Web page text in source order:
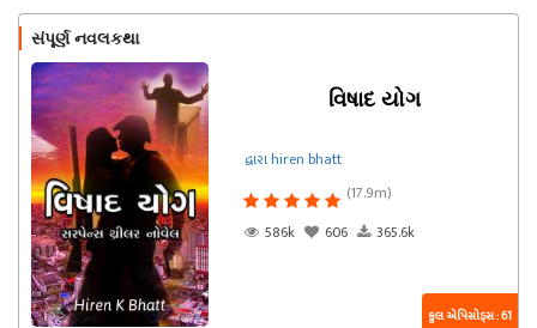
સંપૂર્ણ નવલકથા
વિષાદ યોગ
દ્વારા hiren bhatt
(17.9m)
586k
606 365.6k
કુલ એપિસોડ્સ : 61